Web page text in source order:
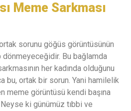
Meme Sarkması
sorunu göğüs görüntüsünün
Bu bağlamda
her kadında olduğunu
bu, ortak bir sorun. Yani hamilelik
meme görüntüsü kendi başına
ki günümüz tıbbi ve